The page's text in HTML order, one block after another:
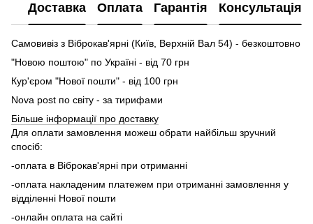
Доставка Оплата Гарантія Консультація
Самовивіз з Віброкав'ярні (Київ, Верхній Вал 54) - безкоштовно
"Новою поштою" по Україні - від 70 грн
Кур'єром "Нової пошти" - від 100 грн
Nova post по світу - за тирифами
Більше інформації про доставку
Для оплати замовлення можеш обрати найбільш зручний
спосіб:
-оплата в Віброкав'ярні при отриманні
-оплата накладеним платежем при отриманні замовлення у
відділенні Нової пошти
-онлайн оплата на сайті